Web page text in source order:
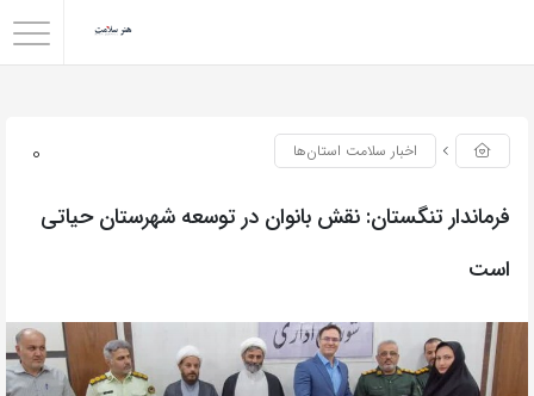
0 اخبار سلامت استان‌ها
فرماندار تنگستان: نقش بانوان در توسعه شهرستان حیاتی
است